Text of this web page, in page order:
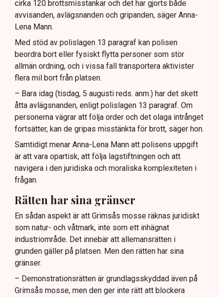
cirka 120 brottsmisstankar och det har gjorts både
avvisanden, avlägsnanden och gripanden, säger Anna-
Lena Mann.
Med stöd av polislagen 13 paragraf kan polisen
beordra bort eller fysiskt flytta personer som stör
allmän ordning, och i vissa fall transportera aktivister
flera mil bort från platsen.
– Bara idag (tisdag, 5 augusti reds. anm.) har det skett
åtta avlägsnanden, enligt polislagen 13 paragraf. Om
personerna vägrar att följa order och det olaga intrånget
fortsätter, kan de gripas misstänkta för brott, säger hon.
Samtidigt menar Anna-Lena Mann att polisens uppgift
är att vara opartisk, att följa lagstiftningen och att
navigera i den juridiska och moraliska komplexiteten i
frågan.
Rätten har sina gränser
En sådan aspekt är att Grimsås mosse räknas juridiskt
som natur- och våtmark, inte som ett inhägnat
industriområde. Det innebär att allemansrätten i
grunden gäller på platsen. Men den rätten har sina
gränser.
– Demonstrationsrätten är grundlagsskyddad även på
Grimsås mosse, men den ger inte rätt att blockera